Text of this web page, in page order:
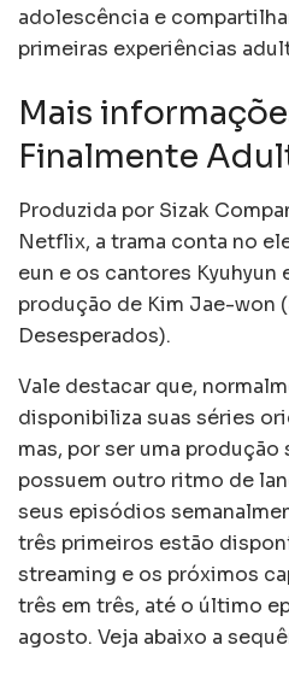
adolescência e
primeiras experiências
Mais
Finalmente
Produzida por Sizak
Netflix, a trama conta no
eun e os cantores Kyuhyun
produção de Kim Jae-won
Desesperados).
Vale destacar que,
disponibiliza suas séries
mas, por ser uma
possuem outro ritmo de
seus episódios
três primeiros estão
streaming e os próximos
três em três, até o último
agosto. Veja abaixo a